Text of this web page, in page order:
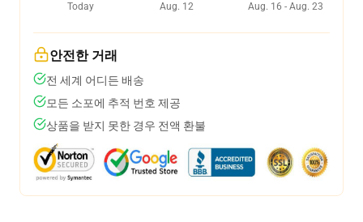
Today
Aug. 12
Aug. 16 - Aug. 23
안전한 거래
전 세계 어디든 배송
모든 소포에 추적 번호 제공
상품을 받지 못한 경우 전액 환불